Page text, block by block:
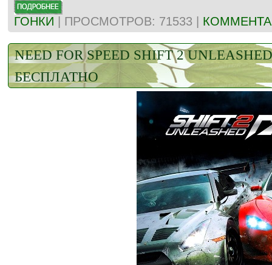
ГОНКИ | ПРОСМОТРОВ: 71533 |
NEED FOR SPEED SHIFT 2
БЕСПЛАТНО